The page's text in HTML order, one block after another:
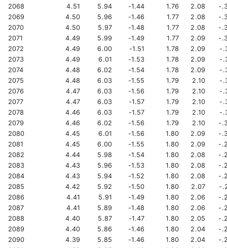
2068
4.51 5.94 -1.44 1.76 2.08
-
2069
4.50 5.96 -1.46 1.77 2.08
-
2070
4.50 5.97 -1.48 1.77 2.08
-
2071
4.49 5.99 -1.49 1.77 2.09
-
2072
4.49 6.00 -1.51 1.78 2.09
-
2073
4.49 6.01 -1.53 1.78 2.09
-
2074
4.48 6.02 -1.54 1.78 2.09
-
2075
4.48 6.03 -1.55 1.79 2.10
-
2076
4.47 6.03 -1.56 1.79 2.10
-
2077
4.47 6.03 -1.57 1.79 2.10
-
2078
4.46 6.03 -1.57 1.79 2.10
-
2079
4.46 6.02 -1.56 1.79 2.10
-
2080
4.45 6.01 -1.56 1.80 2.09
-
2081
4.45 6.00 -1.55 1.80 2.09
-
2082
4.44 5.98 -1.54 1.80 2.08
-
2083
4.43 5.96 -1.53 1.80 2.08
-
2084
4.43 5.94 -1.52 1.80 2.08
-
2085
4.42 5.92 -1.50 1.80 2.07
-
2086
4.41 5.91 -1.49 1.80 2.06
-
2087
4.41 5.89 -1.48 1.80 2.06
-
2088
4.40 5.87 -1.47 1.80 2.05
-
2089
4.40 5.86 -1.46 1.80 2.04
-
2090
4.39 5.85 -1.46 1.80 2.04
-